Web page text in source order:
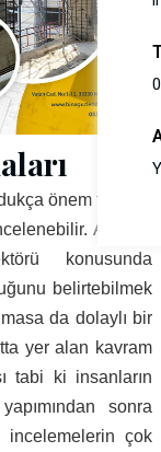
önem taşıyan
Aslında
konusunda
belirtebilmek
da dolaylı bir
yer alan kavram
tabi ki insanların
sonra
incelemelerin çok